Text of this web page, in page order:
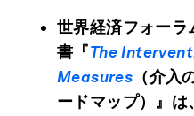
世界経済フォーラ
書『The
Measures （介
ードマップ）』